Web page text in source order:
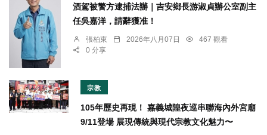
酒駕被警方逮捕法辦｜吉安鄉長游淑貞辦公室副主
任吳嘉洋，請辭獲准！
張柏東 2026年八月07日
467 觀看
0 分享
宗教
105年歷史再現！ 嘉義城隍夜巡串聯海內外宮廟
9/11登場 展現傳統與現代宗教文化魅力〜